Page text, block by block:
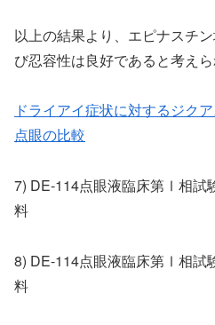
以上の結果より、エピナスチ
び忍容性は良好であると考えら
ドライアイ症状に対するジク
点眼の比較
7) DE-114点眼液臨床第Ⅰ相試
料
8) DE-114点眼液臨床第Ⅰ相試
料